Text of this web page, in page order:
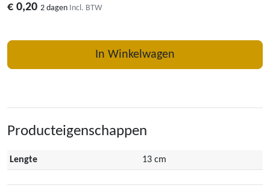
€ 0,20 2 dagen Incl. BTW
In Winkelwagen
Producteigenschappen
Lengte 13 cm